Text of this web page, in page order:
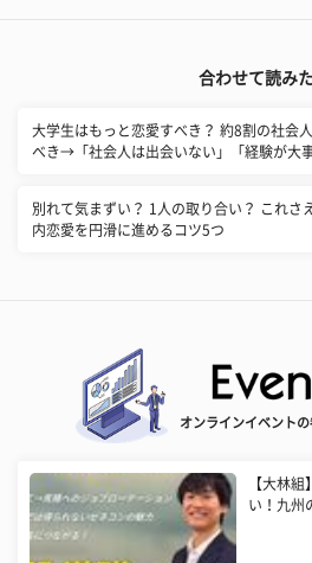
合わせて読み
大学生はもっと恋愛すべき？ 約8割の社会
べき→「社会人は出会いない」「経験が大事
別れて気まずい？ 1人の取り合い？ これさ
内恋愛を円滑に進めるコツ5つ
オンラインイベント
【大林
い！九州